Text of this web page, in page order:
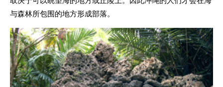
与森林所包围的地方形成部落。